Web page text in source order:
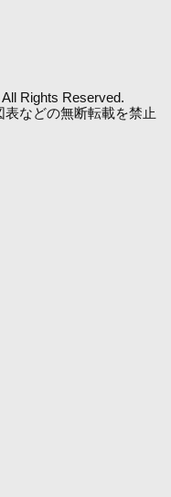
Rights Reserved.
表などの無断転載を禁止